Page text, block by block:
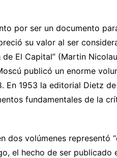
por ser un documento
su valor al ser
El Capital” (Martin
publicó un enorme
En 1953 la editorial Dietz
fundamentales de la
dos volúmenes representó
el hecho de ser publicado